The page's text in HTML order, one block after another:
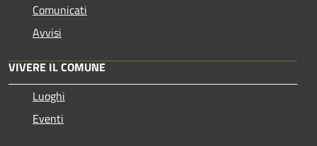
Comunicati
Avvisi
VIVERE IL COMUNE
Luoghi
Eventi